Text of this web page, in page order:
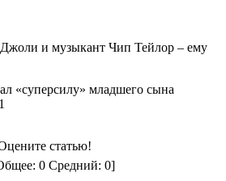
и музыкант Чип Тейлор – ему
«суперсилу» младшего сына
статью!
0Средний: 0]